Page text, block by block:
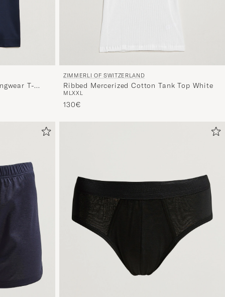
T-
ZIMMERLI OF SWITZERLAND
Ribbed Mercerized Cotton Tank Top White
M LXXL
130€